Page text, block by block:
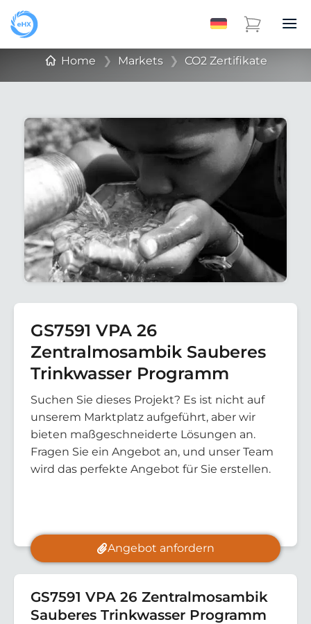
Home ❯ Markets ❯ CO2 Zertifikate
GS7591 VPA 26
Zentralmosambik Sauberes
Trinkwasser Programm
Suchen Sie dieses Projekt? Es ist nicht auf
unserem Marktplatz aufgeführt, aber wir
bieten maßgeschneiderte Lösungen an.
Fragen Sie ein Angebot an, und unser Team
wird das perfekte Angebot für Sie erstellen.
Angebot anfordern
GS7591 VPA 26 Zentralmosambik
Sauberes Trinkwasser Programm